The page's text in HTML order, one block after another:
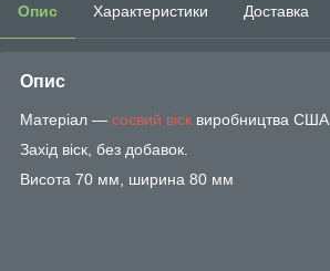
Опис Характеристики Доставка
Опис
Матеріал — соєвий віск виробництва США
Захід віск, без добавок.
Висота 70 мм, ширина 80 мм